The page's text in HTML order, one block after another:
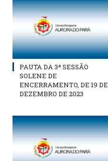
PAUTA DA 3ª SESSÃO
SOLENE DE
ENCERRAMENTO, DE 19 DE
DEZEMBRO DE 2023